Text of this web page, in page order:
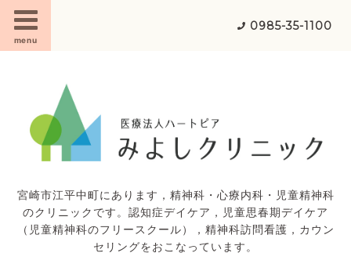
menu
0985-35-1100
宮崎市江平中町にあります，精神科・心療内科・児童精神科
のクリニックです。認知症デイケア，児童思春期デイケア
（児童精神科のフリースクール），精神科訪問看護，カウン
セリングをおこなっています。